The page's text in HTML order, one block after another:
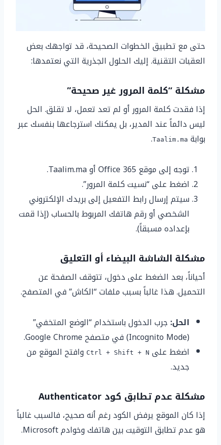
حتى مع تطبيق الخطوات الصحيحة، قد تواجهك بعض
العقبات التقنية. إليك الحلول الجذرية التي نعتمدها:
مشكلة “كلمة المرور غير صحيحة”
إذا فقدت كلمة المرور أو لم تعد تعمل، لا تقلق. الحل
ليس دائماً عند المدير، بل يمكنك استرجاعها بنفسك عبر
بوابة Taalim.ma
.
توجه إلى موقع Office 365 أو Taalim.ma.
اضغط على “نسيت كلمة المرور”.
سيتم إرسال رابط التفعيل إلى بريدك الإلكتروني
الشخصي أو رقم هاتفك المربوط بالحساب (إذا قمت
بإعداده مسبقاً).
مشكلة الشاشة البيضاء أو التعليق
أحياناً، بعد الضغط على دخول، تتوقف الصفحة عن
التحميل. هذا غالباً بسبب ملفات “الكاش” في المتصفح.
الحل: جرب الدخول باستخدام “الوضع المتخفي”
(Incognito Mode) في متصفح Google Chrome.
اضغط على Ctrl + Shift + N وافتح الموقع من
جديد.
مشكلة عدم تطابق كود Authenticator
إذا كان الموقع يرفض الكود رغم أنه صحيح، فالسبب غالباً
هو عدم تطابق التوقيت بين هاتفك وخوادم Microsoft.